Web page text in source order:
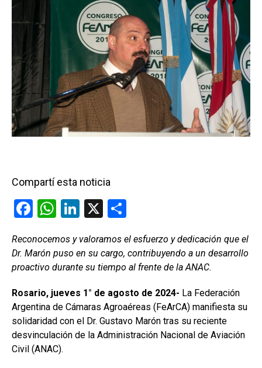
Compartí esta noticia
F
ce
b
o
o
k
W
at
s
p
p
Li
ke
dI
n
X
m
p
tir
Reconocemos y valoramos el esfuerzo y dedicación que el
Dr. Marón puso en su cargo, contribuyendo a un desarrollo
proactivo durante su tiempo al frente de la ANAC.
Rosario, jueves 1° de agosto de 2024- La Federación
Argentina de Cámaras Agroaéreas (FeArCA) manifiesta su
solidaridad con el Dr. Gustavo Marón tras su reciente
desvinculación de la Administración Nacional de Aviación
Civil (ANAC).